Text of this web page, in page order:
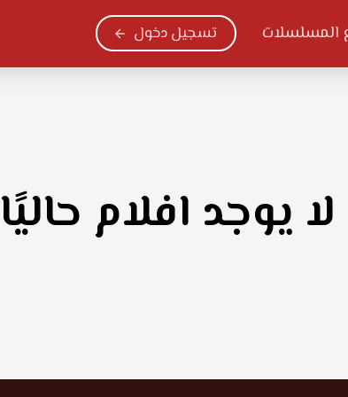
المسلسلات تسجيل دخول
لا يوجد افلام حاليًا